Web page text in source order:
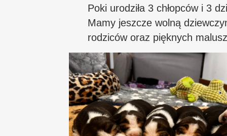
Poki urodziła 3 chłopców i 3
Mamy jeszcze wolną
rodziców oraz pięknych